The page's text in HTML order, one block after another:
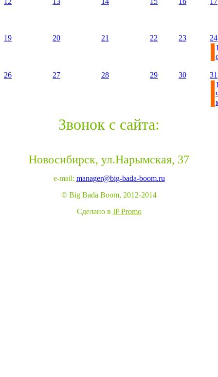
19 20 21 22 23
24
26 27 28 29 30
31
Звонок с сайта:
Новосибирск, ул.Нарымская, 37
e-mail: manager@big-bada-boom.ru
© Big Bada Boom, 2012-2014
Сделано в IP Promo